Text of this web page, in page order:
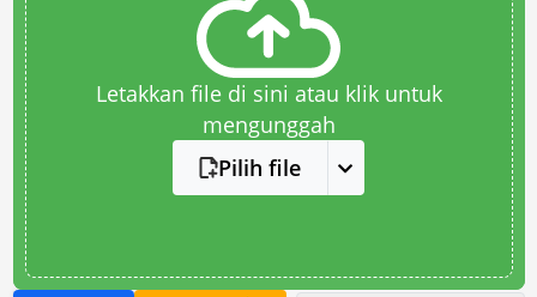
Letakkan file di sini atau klik untuk
mengunggah
Pilih file